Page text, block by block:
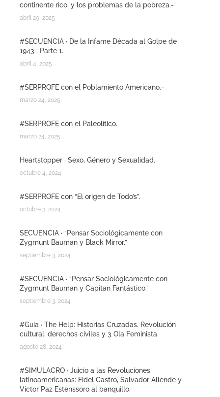
continente rico, y los problemas de la pobreza.-
abril 29, 2025
#SECUENCIA · De la Infame Década al Golpe de
1943 : Parte 1.
abril 4, 2025
#SERPROFE con el Poblamiento Americano.-
marzo 24, 2025
#SERPROFE con el Paleolítico.
marzo 24, 2025
Heartstopper · Sexo, Género y Sexualidad.
octubre 4, 2024
#SERPROFE con “El origen de Todo’s”.
octubre 3, 2024
SECUENCIA · “Pensar Sociológicamente con
Zygmunt Bauman y Black Mirror.”
septiembre 3, 2024
#SECUENCIA · “Pensar Sociológicamente con
Zygmunt Bauman y Capitan Fantástico.”
septiembre 3, 2024
#Guia · The Help: Historias Cruzadas. Revolución
cultural, derechos civiles y 3 Ola Feminista.
agosto 28, 2024
#SIMULACRO · Juicio a las Revoluciones
latinoamericanas: Fidel Castro, Salvador Allende y
Victor Paz Estenssoro al banquillo.